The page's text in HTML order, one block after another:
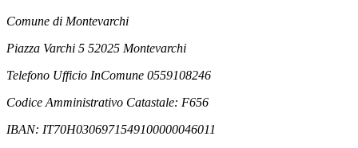
Comune di Montevarchi
Piazza Varchi 5 52025 Montevarchi
Telefono Ufficio InComune 0559108246
Codice Amministrativo Catastale: F656
IBAN: IT70H0306971549100000046011